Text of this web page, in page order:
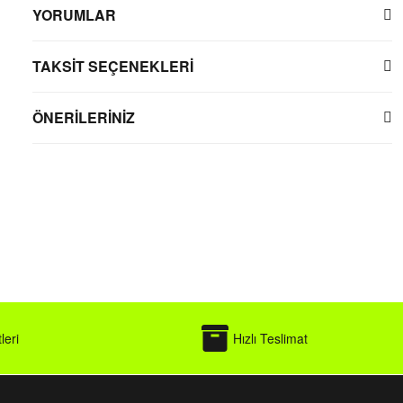
YORUMLAR
TAKSİT SEÇENEKLERİ
ÖNERİLERİNİZ
Hızlı Teslimat